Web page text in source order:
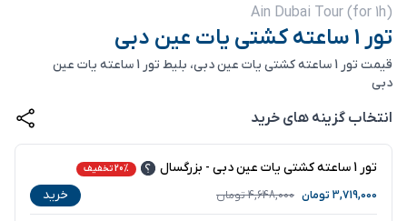
(for 1h) Ain Dubai Tour
تور 1 ساعته کشتی یات عین دبی
قیمت تور 1 ساعته کشتی یات عین دبی، بلیط تور 1 ساعته یات عین
دبی
انتخاب گزینه های خرید
تور 1 ساعته کشتی یات عین دبی - بزرگسال 20% تخفیف
3,719,000 تومان 4,648,000تومان خرید